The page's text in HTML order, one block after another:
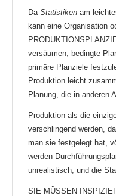
Da Statistiken am
kann eine Organisation
versäumen, bedingte
primäre Planziele
Produktion leicht
Planung, die in anderen
Produktion als die
verschlingend werden,
man sie festgelegt hat,
werden
unrealistisch, und die
SIE MÜSSEN